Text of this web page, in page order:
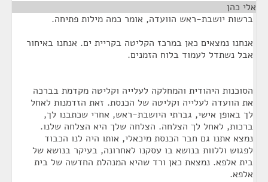
אלי כהן
ברשות יושבת-ראש הוועדה, אומר כמה מילות פתיחה.
אנחנו נמצאים כאן במרכז הקליטה בקריית ים. אנחנו באיחור
אבל נשתדל לעמוד בלוח הזמנים.
הסוכנות היהודית והמחלקה לעלייה וקליטה מקדמת בברכה
את הוועדה לעלייה וקליטה של הכנסת. זאת הזדמנות לאחל
לך באופן אישי, גברתי היושבת-ראש, אחרי שכתבנו לך,
ברכות, לאחל לך הצלחה. הצלחה שלך היא הצלחה שלנו.
נמצא אתנו גם חבר הכנסת מיכאלי, אותו היה לנו הכבוד
לפגוש וללוות בנושא בו עסקנו לאחרונה, בעיקר בנושא של
בית אלפא. נמצאת כאן ורד שהיא המנהלת החדשה של בית
אלפא.